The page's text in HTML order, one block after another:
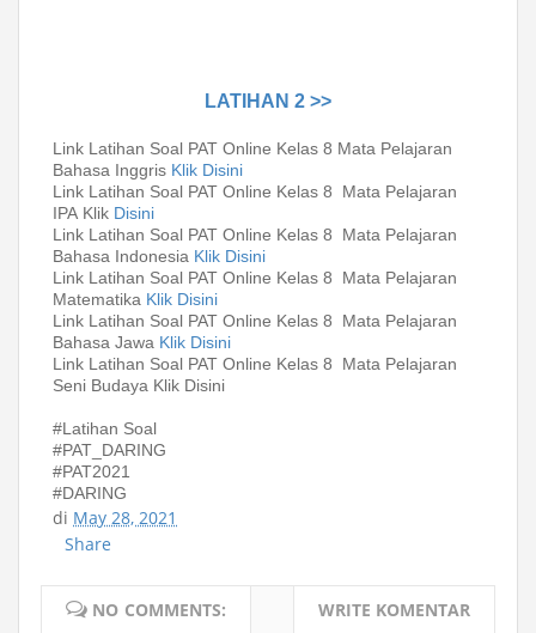
LATIHAN 2 >>
Link Latihan Soal PAT Online Kelas 8 Mata Pelajaran
Bahasa Inggris Klik Disini
Link Latihan Soal PAT Online Kelas 8 Mata Pelajaran
IPA Klik Disini
Link Latihan Soal PAT Online Kelas 8 Mata Pelajaran
Bahasa Indonesia Klik Disini
Link Latihan Soal PAT Online Kelas 8 Mata Pelajaran
Matematika Klik Disini
Link Latihan Soal PAT Online Kelas 8 Mata Pelajaran
Bahasa Jawa Klik Disini
Link Latihan Soal PAT Online Kelas 8 Mata Pelajaran
Seni Budaya Klik Disini
#Latihan Soal
#PAT_DARING
#PAT2021
#DARING
di May 28, 2021
Share
NO COMMENTS: WRITE KOMENTAR